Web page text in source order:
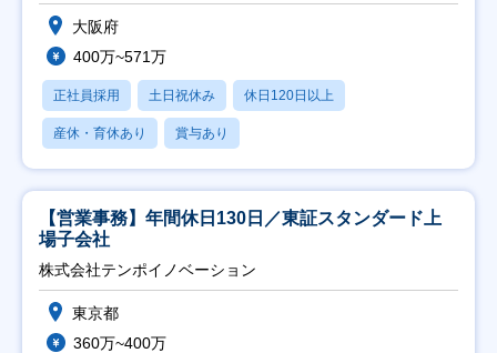
大阪府
400万~571万
正社員採用 土日祝休み 休日120日以上
産休・育休あり 賞与あり
【営業事務】年間休日130日／東証スタンダード上
場子会社
株式会社テンポイノベーション
東京都
360万~400万